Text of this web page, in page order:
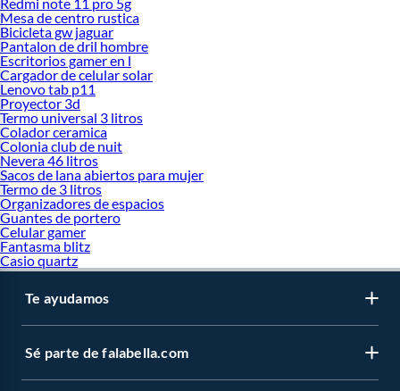
Redmi note 11 pro 5g
Mesa de centro rustica
Bicicleta gw jaguar
Pantalon de dril hombre
Escritorios gamer en l
Cargador de celular solar
Lenovo tab p11
Proyector 3d
Termo universal 3 litros
Colador ceramica
Colonia club de nuit
Nevera 46 litros
Sacos de lana abiertos para mujer
Termo de 3 litros
Organizadores de espacios
Guantes de portero
Celular gamer
Fantasma blitz
Casio quartz
Te ayudamos
Sé parte de falabella.com